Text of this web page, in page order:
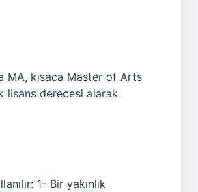
MA, kısaca Master of Arts
lisans derecesi alarak
1- Bir yakınlık